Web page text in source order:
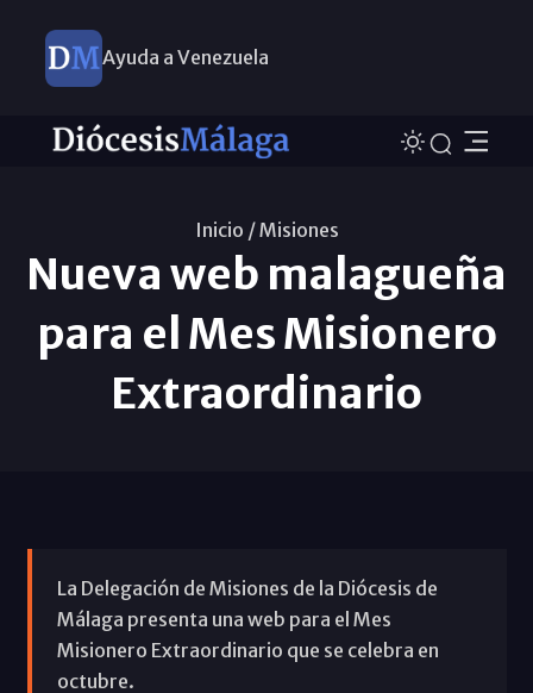
Ayuda a Venezuela
Inicio /Misiones
Nueva web malagueña
para el Mes Misionero
Extraordinario
La Delegación de Misiones de la Diócesis de
Málaga presenta una web para el Mes
Misionero Extraordinario que se celebra en
octubre.